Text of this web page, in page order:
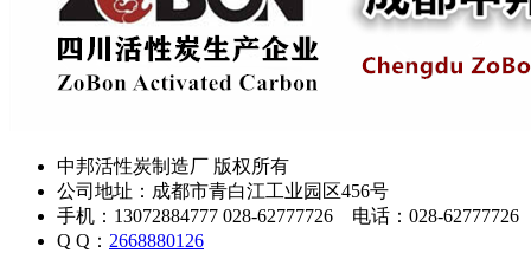
中邦活性炭制造厂 版权所有
公司地址：成都市青白江工业园区456号
手机：13072884777 028-62777726 电话：028-62777726
Q Q： 2668880126